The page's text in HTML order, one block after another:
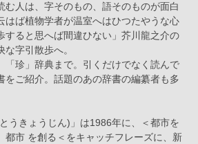
む人は、字そのもの、語そのものが面白
はば植物学者が温室へはひつたやうな心
すると思へば間違ひない」芥川龍之介の
字引散歩へ。
「珍」辞典まで。引くだけでなく読んで
をご紹介。話題のあの辞書の編纂者も多
うきょうじん)」は1986年に、＜都市を
都市 を創る＜をキャッチフレーズに、新